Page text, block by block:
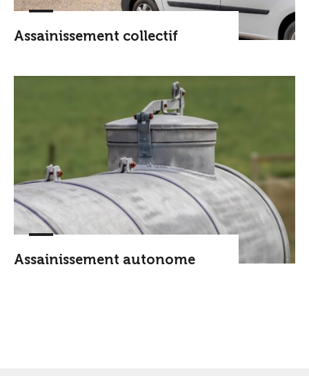
Assainissement collectif
Assainissement autonome